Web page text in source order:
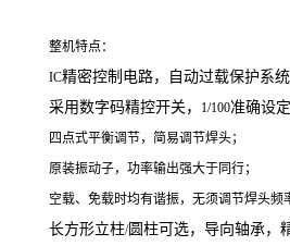
整机特点：
IC精密控制电路，自动过载保护系统
采用数字码精控开关，
1/100准确设定
四点式平衡调节，简易调节焊头；
原装振动子，功率输出强大于同行；
空载、免载时均有谐振，无须调节焊头频
长方形立柱/圆柱可选，导向轴承，